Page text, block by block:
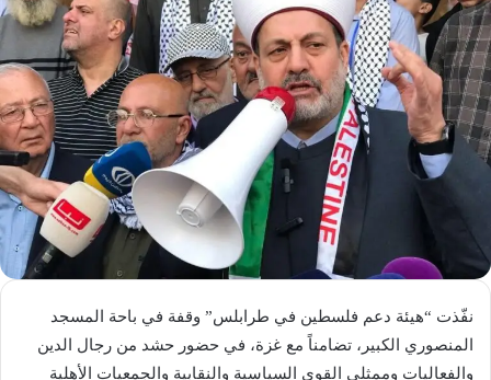
نفّذت “هيئة دعم فلسطين في طرابلس” وقفة في باحة المسجد
المنصوري الكبير، تضامناً مع غزة، في حضور حشد من رجال الدين
والفعاليات وممثلي القوى السياسية والنقابية والجمعيات الأهلية